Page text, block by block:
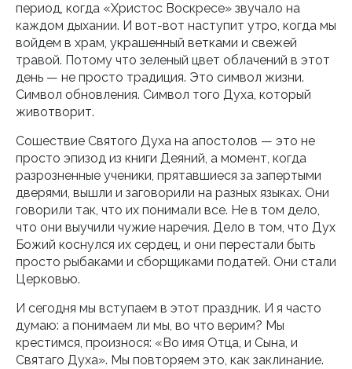
период, когда «Христос Воскресе» звучало на
каждом дыхании. И вот-вот наступит утро, когда мы
войдем в храм, украшенный ветками и свежей
травой. Потому что зеленый цвет облачений в этот
день — не просто традиция. Это символ жизни.
Символ обновления. Символ того Духа, который
животворит.
Сошествие Святого Духа на апостолов — это не
просто эпизод из книги Деяний, а момент, когда
разрозненные ученики, прятавшиеся за запертыми
дверями, вышли и заговорили на разных языках. Они
говорили так, что их понимали все. Не в том дело,
что они выучили чужие наречия. Дело в том, что Дух
Божий коснулся их сердец, и они перестали быть
просто рыбаками и сборщиками податей. Они стали
Церковью.
И сегодня мы вступаем в этот праздник. И я часто
думаю: а понимаем ли мы, во что верим? Мы
крестимся, произнося: «Во имя Отца, и Сына, и
Святаго Духа». Мы повторяем это, как заклинание.